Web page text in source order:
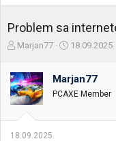
Problem sa
Z
e
t
n
i
k
Marjan77
D
u
m
o
18.09.2025.
Marjan77
PCAXE Member
18.09.2025.